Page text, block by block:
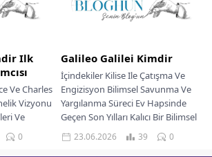
Ilk
Ve Charles
Vizyonu
Ve
Ve
0
Galileo Galilei Kimdir
İçindekiler Kilise Ile Çatışma Ve
Engizisyon Bilimsel Savunma Ve
Yargılanma Süreci Ev Hapsinde
Geçen Son Yılları Kalıcı Bir Bilimsel
Miras...
23.06.2026 39 0